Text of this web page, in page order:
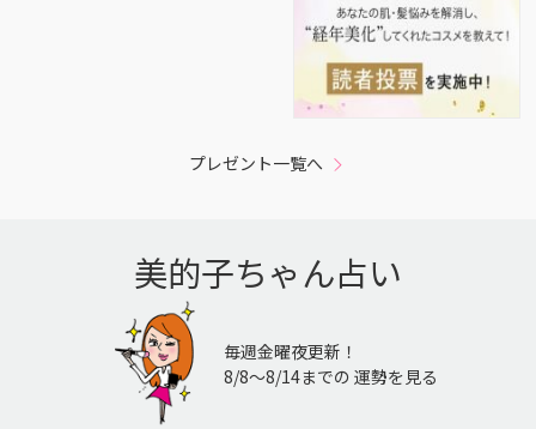
プレゼント一覧へ
美的子ちゃん占い
毎週金曜夜更新！
8/8〜8/14までの 運勢を見る